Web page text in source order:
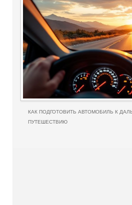
КАК ПОДГОТОВИТЬ АВТОМОБИЛЬ К
ПУТЕШЕСТВИЮ